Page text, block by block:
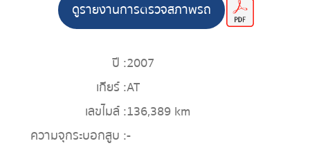
ดูรายงานการตรวจสภาพรถ
ปี :2007
เกียร์ :AT
เลขไมล์ :136,389 km
ความจุกระบอกสูบ :-